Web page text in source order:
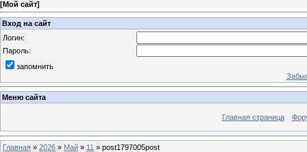
[Мой сайт]
Вход на сайт
Логин:
Пароль:
запомнить
Меню сайта
Главная страница
Главная » 2026 » Май » 11 » post1797005post